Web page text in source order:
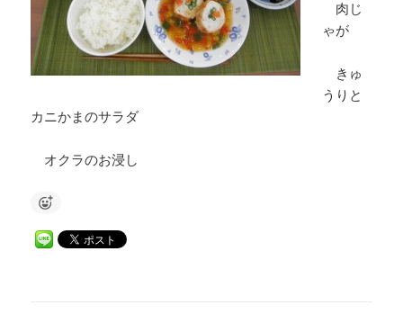
肉じ
ゃが
きゅ
うりと
カニかまのサラダ
オクラのお浸し